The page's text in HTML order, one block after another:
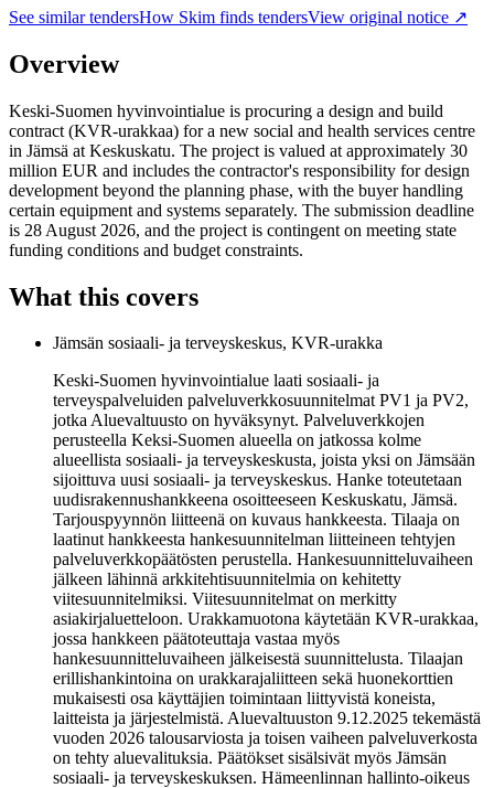
See similar tendersHow Skim finds tendersView original notice ↗
Overview
Keski-Suomen hyvinvointialue is procuring a design and build
contract (KVR-urakkaa) for a new social and health services centre
in Jämsä at Keskuskatu. The project is valued at approximately 30
million EUR and includes the contractor's responsibility for design
development beyond the planning phase, with the buyer handling
certain equipment and systems separately. The submission deadline
is 28 August 2026, and the project is contingent on meeting state
funding conditions and budget constraints.
What this covers
Jämsän sosiaali- ja terveyskeskus, KVR-urakka
Keski-Suomen hyvinvointialue laati sosiaali- ja
terveyspalveluiden palveluverkkosuunnitelmat PV1 ja PV2,
jotka Aluevaltuusto on hyväksynyt. Palveluverkkojen
perusteella Keksi-Suomen alueella on jatkossa kolme
alueellista sosiaali- ja terveyskeskusta, joista yksi on Jämsään
sijoittuva uusi sosiaali- ja terveyskeskus. Hanke toteutetaan
uudisrakennushankkeena osoitteeseen Keskuskatu, Jämsä.
Tarjouspyynnön liitteenä on kuvaus hankkeesta. Tilaaja on
laatinut hankkeesta hankesuunnitelman liitteineen tehtyjen
palveluverkkopäätösten perustella. Hankesuunnitteluvaiheen
jälkeen lähinnä arkkitehtisuunnitelmia on kehitetty
viitesuunnitelmiksi. Viitesuunnitelmat on merkitty
asiakirjaluetteloon. Urakkamuotona käytetään KVR-urakkaa,
jossa hankkeen päätoteuttaja vastaa myös
hankesuunnitteluvaiheen jälkeisestä suunnittelusta. Tilaajan
erillishankintoina on urakkarajaliitteen sekä huonekorttien
mukaisesti osa käyttäjien toimintaan liittyvistä koneista,
laitteista ja järjestelmistä. Aluevaltuuston 9.12.2025 tekemästä
vuoden 2026 talousarviosta ja toisen vaiheen palveluverkosta
on tehty aluevalituksia. Päätökset sisälsivät myös Jämsän
sosiaali- ja terveyskeskuksen. Hämeenlinnan hallinto-oikeus